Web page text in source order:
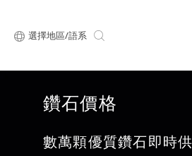
選擇地區/語系
鑽石價格
數萬顆優質鑽石即時